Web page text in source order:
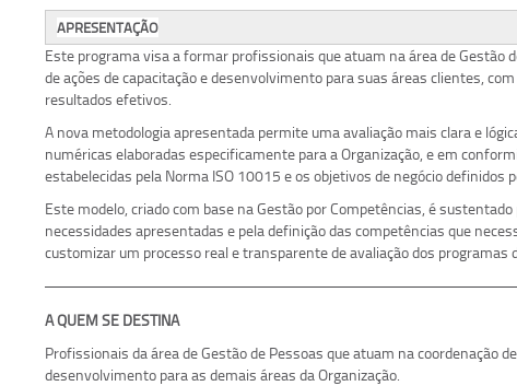
APRESENTAÇÃO
Este programa visa a formar profissionais que atuam na área de Gestão
de ações de capacitação e desenvolvimento para suas áreas clientes,
resultados efetivos.
A nova metodologia apresentada permite uma avaliação mais clara e
numéricas elaboradas especificamente para a Organização, e em
estabelecidas pela Norma ISO 10015 e os objetivos de negócio definidos
Este modelo, criado com base na Gestão por Competências, é
necessidades apresentadas e pela definição das competências que
customizar um processo real e transparente de avaliação dos programas
A QUEM SE DESTINA
Profissionais da área de Gestão de Pessoas que atuam na coordenação
desenvolvimento para as demais áreas da Organização.